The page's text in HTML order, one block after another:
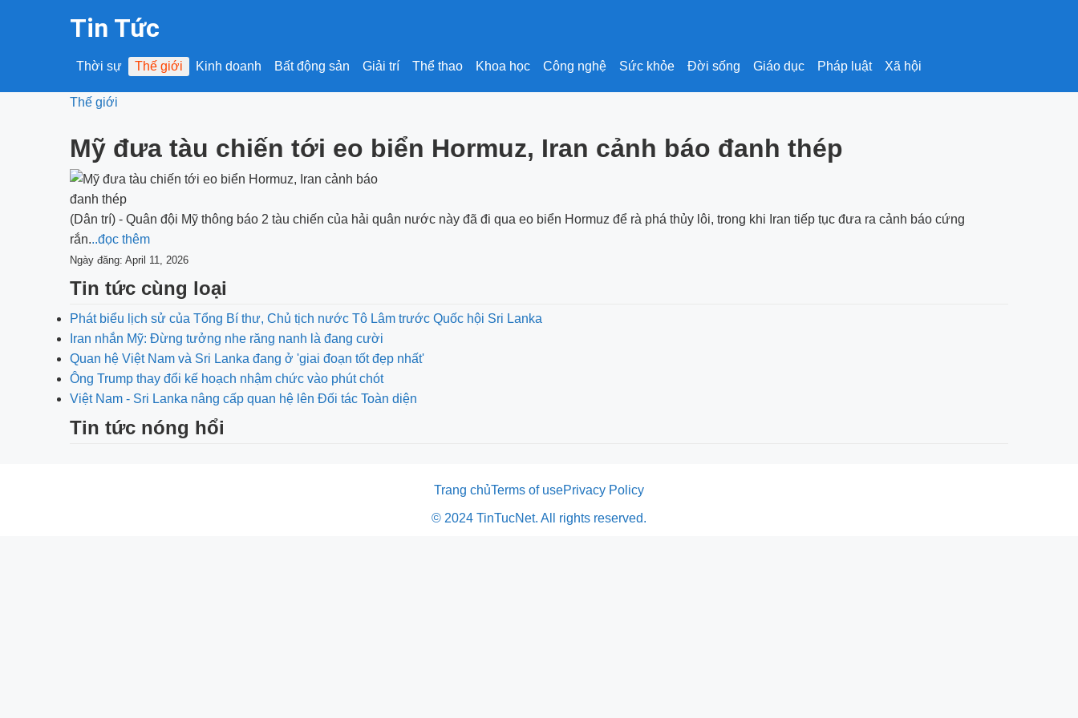
Tin Tức
Thời sự Thế giới Kinh doanh Bất động sản Giải trí Thể thao Khoa học Công nghệ Sức khỏe Đời sống Giáo dục Pháp luật Xã hội
Thế giới
Mỹ đưa tàu chiến tới eo biển Hormuz, Iran cảnh báo đanh thép
(Dân trí) - Quân đội Mỹ thông báo 2 tàu chiến của hải quân nước này đã đi qua eo biển Hormuz để rà phá thủy lôi, trong khi Iran tiếp tục đưa ra cảnh báo cứng
rắn...đọc thêm
Ngày đăng: April 11, 2026
Tin tức cùng loại
Phát biểu lịch sử của Tổng Bí thư, Chủ tịch nước Tô Lâm trước Quốc hội Sri Lanka
Iran nhắn Mỹ: Đừng tưởng nhe răng nanh là đang cười
Quan hệ Việt Nam và Sri Lanka đang ở 'giai đoạn tốt đẹp nhất'
Ông Trump thay đổi kế hoạch nhậm chức vào phút chót
Việt Nam - Sri Lanka nâng cấp quan hệ lên Đối tác Toàn diện
Tin tức nóng hổi
Trang chủTerms of usePrivacy Policy
© 2024 TinTucNet. All rights reserved.